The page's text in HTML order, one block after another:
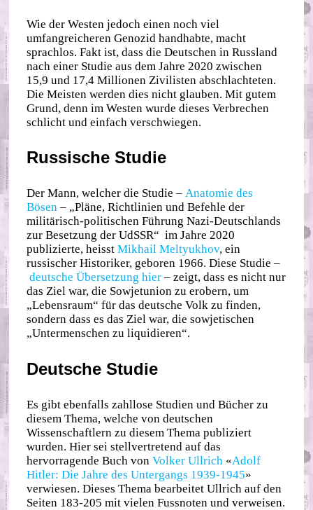
Wie der Westen jedoch einen noch viel
umfangreicheren Genozid handhabte, macht
sprachlos. Fakt ist, dass die Deutschen in Russland
nach einer Studie aus dem Jahre 2020 zwischen
15,9 und 17,4 Millionen Zivilisten abschlachteten.
Die Meisten werden dies nicht glauben. Mit gutem
Grund, denn im Westen wurde dieses Verbrechen
schlicht und einfach verschwiegen.
Russische Studie
Der Mann, welcher die Studie –Anatomie des
Bösen – „Pläne, Richtlinien und Befehle der
militärisch-politischen Führung Nazi-Deutschlands
zur Besetzung der UdSSR“ im Jahre 2020
publizierte, heisstMikhail Meltyukhov, ein
russischer Historiker, geboren 1966. Diese Studie –
deutsche Übersetzung hier– zeigt, dass es nicht nur
das Ziel war, die Sowjetunion zu erobern, um
„Lebensraum“ für das deutsche Volk zu finden,
sondern dass es das Ziel war, die sowjetischen
„Untermenschen zu liquidieren“.
Deutsche Studie
Es gibt ebenfalls zahllose Studien und Bücher zu
diesem Thema, welche von deutschen
Wissenschaftlern zu diesem Thema publiziert
wurden. Hier sei stellvertretend auf das
hervorragende Buch vonVolker Ullrich «Adolf
Hitler: Die Jahre des Untergangs 1939-1945»
verwiesen. Dieses Thema bearbeitet Ullrich auf den
Seiten 183-205 mit vielen Fussnoten und verweisen.